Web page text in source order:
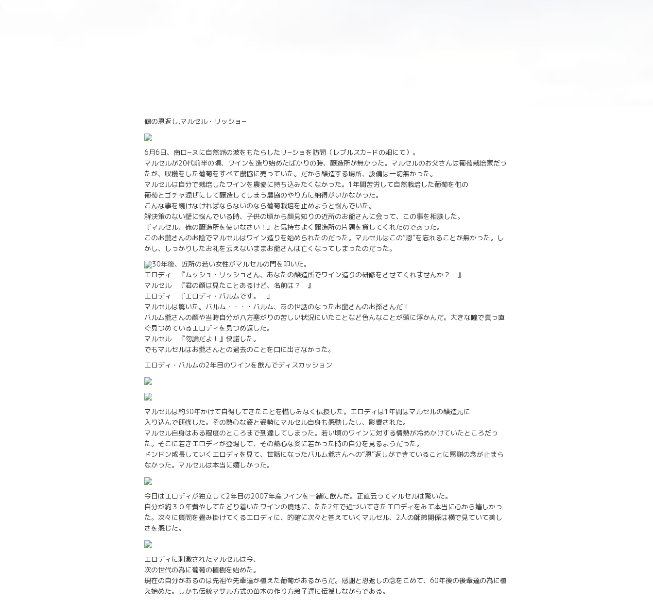
鶴の恩返し,マルセル・リッショ−
6月6日、南ロ−ヌに自然派の波をもたらしたリ−ショを訪問（レブルスカ−ドの畑にて）。
マルセルが20代前半の頃、ワインを造り始めたばかりの時、醸造所が無かった。マルセルのお父さんは葡萄栽培家だっ
たが、収穫をした葡萄をすべて農協に売っていた。だから醸造する場所、設備は一切無かった。
マルセルは自分で栽培したワインを農協に持ち込みたくなかった。1年間苦労して自然栽培した葡萄を他の
葡萄とゴチャ混ぜにして醸造してしまう農協のやり方に納得がいかなかった。
こんな事を続けなければならないのなら葡萄栽培を止めようと悩んでいた。
解決策のない壁に悩んでいる時、子供の頃から顔見知りの近所のお爺さんに会って、この事を相談した。
『マルセル、俺の醸造所を使いなさい！』と気持ちよく醸造所の片隅を貸してくれたのであった。
このお爺さんのお陰でマルセルはワイン造りを始められたのだった。マルセルはこの“恩”を忘れることが無かった。し
かし、しっかりしたお礼を云えないままお爺さんは亡くなってしまったのだった。
30年後、近所の若い女性がマルセルの門を叩いた。
エロディ 『ムッシュ・リッショさん、あなたの醸造所でワイン造りの研修をさせてくれませんか？ 』
マルセル 『君の顔は見たことあるけど、名前は？ 』
エロディ 『エロディ・バルムです。 』
マルセルは驚いた。バルム・・・・バルム、あの世話のなったお爺さんのお孫さんだ！
バルム爺さんの顔や当時自分が八方塞がりの苦しい状況にいたことなど色んなことが頭に浮かんだ。大きな瞳で真っ直
ぐ見つめているエロディを見つめ返した。
マルセル 『勿論だよ！』快諾した。
でもマルセルはお爺さんとの過去のことを口に出さなかった。
エロディ・バルムの2年目のワインを飲んでディスカッション
マルセルは約30年かけて自得してきたことを惜しみなく伝授した。エロディは1年間はマルセルの醸造元に
入り込んで研修した。その熱心な姿と姿勢にマルセル自身も感動したし、影響された。
マルセル自身はある程度のところまで到達してしまった。若い頃のワインに対する情熱が冷めかけていたところだっ
た。そこに若きエロディが登場して、その熱心な姿に若かった時の自分を見るようだった。
ドンドン成長していくエロディを見て、世話になったバルム爺さんへの“恩”返しができていることに感謝の念が止まら
なかった。マルセルは本当に嬉しかった。
今日はエロディが独立して2年目の2007年産ワインを一緒に飲んだ。正直云ってマルセルは驚いた。
自分が約３０年費やしてたどり着いたワインの境地に、たた2年で近づいてきたエロディをみて本当に心から嬉しかっ
た。次々に質問を畳み掛けてくるエロディに、的確に次々と答えていくマルセル、2人の師弟関係は横で見ていて美し
さを感じた。
エロディに刺激されたマルセルは今、
次の世代の為に葡萄の植樹を始めた。
現在の自分があるのは先祖や先輩達が植えた葡萄があるからだ。感謝と恩返しの念をこめて、60年後の後輩達の為に植
え始めた。しかも伝統マサル方式の苗木の作り方弟子達に伝授しながらである。